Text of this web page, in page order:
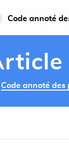
Code annoté
Code annoté